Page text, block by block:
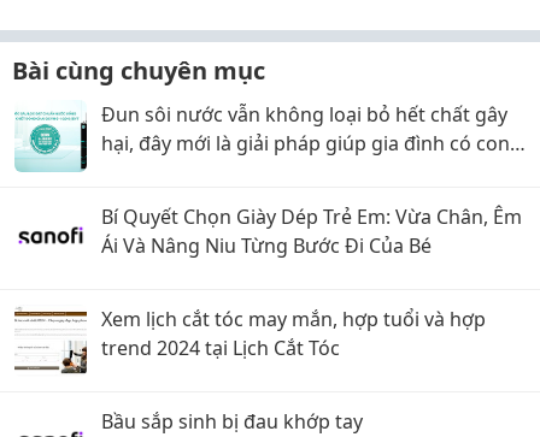
Bài cùng chuyên mục
Đun sôi nước vẫn không loại bỏ hết chất gây
hại, đây mới là giải pháp giúp gia đình có con
sức khỏe
Bí Quyết Chọn Giày Dép Trẻ Em: Vừa Chân, Êm
Ái Và Nâng Niu Từng Bước Đi Của Bé
Xem lịch cắt tóc may mắn, hợp tuổi và hợp
trend 2024 tại Lịch Cắt Tóc
Bầu sắp sinh bị đau khớp tay